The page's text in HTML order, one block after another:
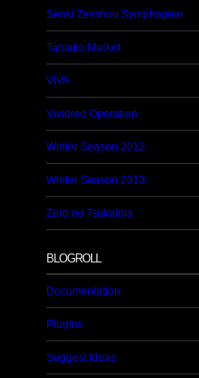
Senki Zesshou Symphogear
Tamako Market
VIVA
Vividred Operation
Winter Season 2012
Winter Season 2013
Zero no Tsukaima
BLOGROLL
Documentation
Plugins
Suggest Ideas